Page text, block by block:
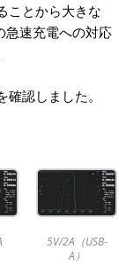
ことから大きな
急速充電への対応
認しました。
5V/2A（USB-
A）